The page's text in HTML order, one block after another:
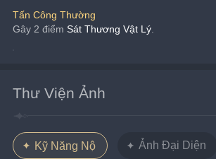
Tấn Công Thường
Gây 2 điểm Sát Thương Vật Lý.
Thư Viện Ảnh
Kỹ Năng Nộ Ảnh Đại Diện